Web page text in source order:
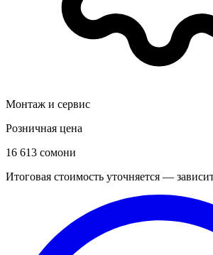
Монтаж и сервис
Розничная цена
16 613 сомони
Итоговая стоимость уточняется —